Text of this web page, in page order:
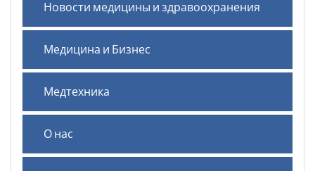
Новости медицины и здравоохранения
Медицина и Бизнес
Медтехника
О нас